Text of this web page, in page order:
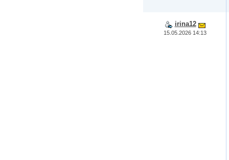
irina12
15.05.2026 14:13